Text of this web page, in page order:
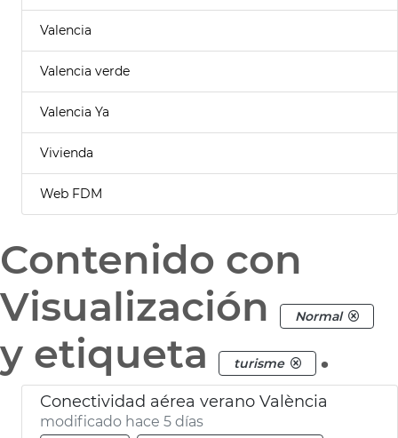
Valencia
Valencia verde
Valencia Ya
Vivienda
Web FDM
Contenido con
Visualización
Normal
y etiqueta turisme .
Conectividad aérea verano València
modificado hace 5 días